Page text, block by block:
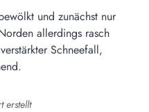
und zunächst nur
allerdings rasch
Schneefall,
erstellt